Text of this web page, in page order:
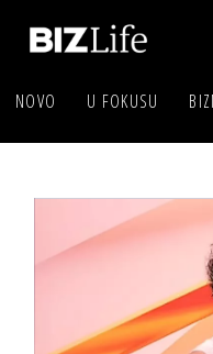
NOVO U FOKUSU